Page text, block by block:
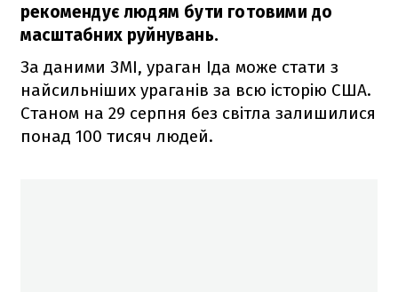
рекомендує людям бути готовими до
масштабних руйнувань.
За даними ЗМІ, ураган Іда може стати з
найсильніших ураганів за всю історію США.
Станом на 29 серпня без світла залишилися
понад 100 тисяч людей.